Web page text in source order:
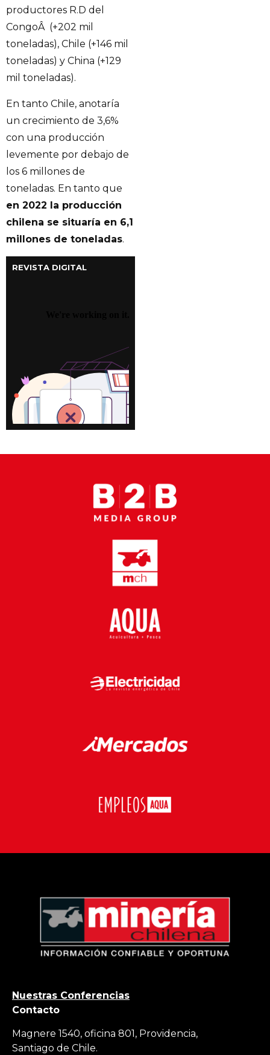
productores R.D del
CongoÂ (+202 mil
toneladas), Chile (+146 mil
toneladas) y China (+129
mil toneladas).
En tanto Chile, anotaría
un crecimiento de 3,6%
con una producción
levemente por debajo de
los 6 millones de
toneladas. En tanto que
en 2022 la producción
chilena se situaría en 6,1
millones de toneladas.
REVISTA DIGITAL
Nuestras Conferencias
Contacto
Magnere 1540, oficina 801, Providencia,
Santiago de Chile.